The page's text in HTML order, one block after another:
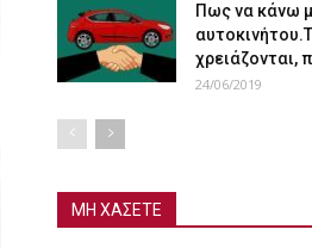
Πως να κάνω
χρειάζονται,
24/06/2019
ΜΗ ΧΑΣΕΤΕ